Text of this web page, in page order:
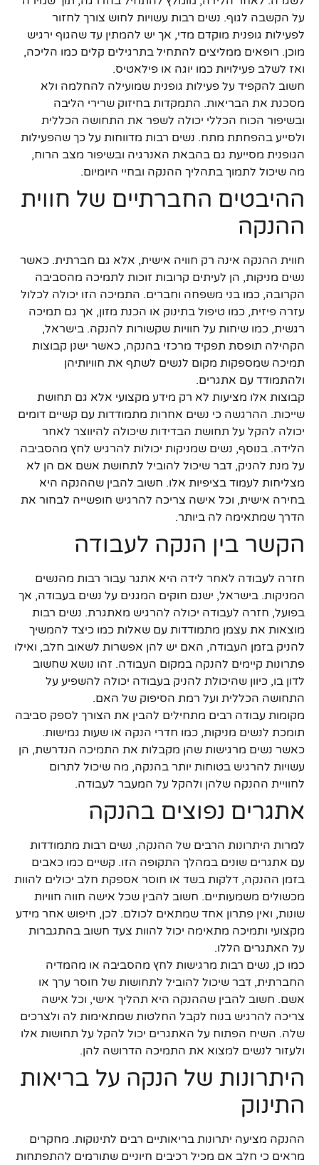
על הקשבה לגוף. נשים רבות עשויות לחוש צורך לחזור
לפעילות גופנית מוקדם מדי, אך יש להמתין עד שהגוף ירגיש
מוכן. רופאים ממליצים להתחיל בתרגילים קלים כמו הליכה,
ואז לשלב פעילויות כמו יוגה או פילאטיס.
חשוב להקפיד על פעילות גופנית שמועילה להחלמה ולא
מסכנת את הבריאות. התמקדות בחיזוק שרירי הליבה
ובשיפור הכוח הכללי יכולה לשפר את התחושה הכללית
ולסייע בהפחתת מתח. נשים רבות מדווחות על כך שהפעילות
הגופנית מסייעת גם בהבאת האנרגיה ובשיפור מצב הרוח,
מה שיכול לתמוך בתהליך ההנקה ובחיי היומיום.
ההיבטים החברתיים של חווית
ההנקה
חווית ההנקה אינה רק חוויה אישית, אלא גם חברתית. כאשר
נשים מניקות, הן לעיתים קרובות זוכות לתמיכה מהסביבה
הקרובה, כמו בני משפחה וחברים. התמיכה הזו יכולה לכלול
עזרה פיזית, כמו טיפול בתינוק או הכנת מזון, אך גם תמיכה
רגשית, כמו שיחות על חוויות שקשורות להנקה. בישראל,
הקהילה תופסת תפקיד מרכזי בהנקה, כאשר ישנן קבוצות
תמיכה שמספקות מקום לנשים לשתף את חוויותיהן
ולהתמודד עם אתגרים.
קבוצות אלו מציעות לא רק מידע מקצועי אלא גם תחושת
שייכות. ההרגשה כי נשים אחרות מתמודדות עם קשיים דומים
יכולה להקל על תחושת הבדידות שיכולה להיווצר לאחר
הלידה. בנוסף, נשים שמניקות יכולות להרגיש לחץ מהסביבה
על מנת להניק, דבר שיכול להוביל לתחושת אשם אם הן לא
מצליחות לעמוד בציפיות אלו. חשוב להבין שההנקה היא
בחירה אישית, וכל אישה צריכה להרגיש חופשייה לבחור את
הדרך שמתאימה לה ביותר.
הקשר בין הנקה לעבודה
חזרה לעבודה לאחר לידה היא אתגר עבור רבות מהנשים
המניקות. בישראל, ישנם חוקים המגנים על נשים בעבודה, אך
בפועל, חזרה לעבודה יכולה להרגיש מאתגרת. נשים רבות
מוצאות את עצמן מתמודדות עם שאלות כמו כיצד להמשיך
להניק בזמן העבודה, האם יש להן אפשרות לשאוב חלב, ואילו
פתרונות קיימים להנקה במקום העבודה. זהו נושא שחשוב
לדון בו, כיוון שהיכולת להניק בעבודה יכולה להשפיע על
התחושה הכללית ועל רמת הסיפוק של האם.
מקומות עבודה רבים מתחילים להבין את הצורך לספק סביבה
תומכת לנשים מניקות, כמו חדרי הנקה או שעות גמישות.
כאשר נשים מרגישות שהן מקבלות את התמיכה הנדרשת, הן
עשויות להרגיש בטוחות יותר בהנקה, מה שיכול לתרום
לחוויית ההנקה שלהן ולהקל על המעבר לעבודה.
אתגרים נפוצים בהנקה
למרות היתרונות הרבים של ההנקה, נשים רבות מתמודדות
עם אתגרים שונים במהלך התקופה הזו. קשיים כמו כאבים
בזמן ההנקה, דלקות בשד או חוסר אספקת חלב יכולים להוות
מכשולים משמעותיים. חשוב להבין שכל אישה חווה חוויות
שונות, ואין פתרון אחד שמתאים לכולם. לכן, חיפוש אחר מידע
מקצועי ותמיכה מתאימה יכול להוות צעד חשוב בהתגברות
על האתגרים הללו.
כמו כן, נשים רבות מרגישות לחץ מהסביבה או מהמדיה
החברתית, דבר שיכול להוביל לתחושות של חוסר ערך או
אשם. חשוב להבין שההנקה היא תהליך אישי, וכל אישה
צריכה להרגיש בנוח לקבל החלטות שמתאימות לה ולצרכים
שלה. השיח הפתוח על האתגרים יכול להקל על תחושות אלו
ולעזור לנשים למצוא את התמיכה הדרושה להן.
היתרונות של הנקה על בריאות
התינוק
ההנקה מציעה יתרונות בריאותיים רבים לתינוקות. מחקרים
מראים כי חלב אם מכיל רכיבים חיוניים שתורמים להתפתחות